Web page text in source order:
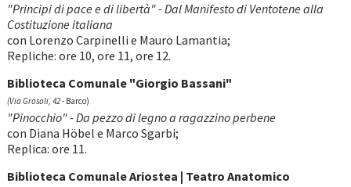
"Principi di pace e di libertà" - Dal Manifesto di Ventotene alla
Costituzione italiana
con Lorenzo Carpinelli e Mauro Lamantia;
Repliche: ore 10, ore 11, ore 12.
Biblioteca Comunale "Giorgio Bassani"
(Via Grosoli, 42- Barco)
"Pinocchio" - Da pezzo di legno a ragazzino perbene
con Diana Höbel e Marco Sgarbi;
Replica: ore 11.
Biblioteca Comunale Ariostea | Teatro Anatomico